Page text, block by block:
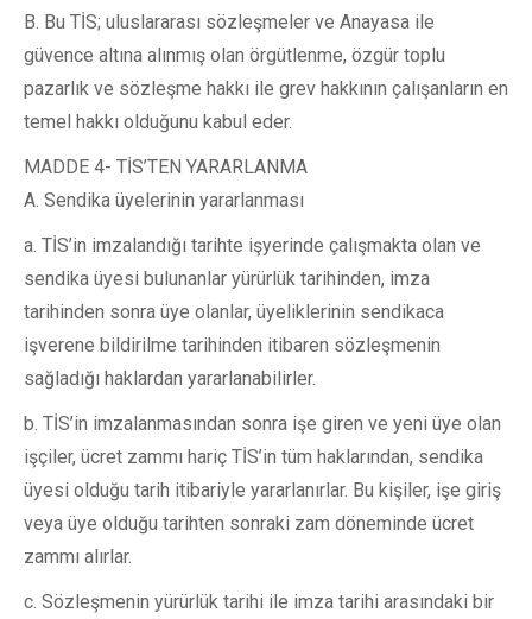
B. Bu TİS; uluslararası sözleşmeler ve Anayasa ile
güvence altına alınmış olan örgütlenme, özgür toplu
pazarlık ve sözleşme hakkı ile grev hakkının çalışanların en
temel hakkı olduğunu kabul eder.
MADDE 4- TİS’TEN YARARLANMA
A. Sendika üyelerinin yararlanması
a. TİS’in imzalandığı tarihte işyerinde çalışmakta olan ve
sendika üyesi bulunanlar yürürlük tarihinden, imza
tarihinden sonra üye olanlar, üyeliklerinin sendikaca
işverene bildirilme tarihinden itibaren sözleşmenin
sağladığı haklardan yararlanabilirler.
b. TİS’in imzalanmasından sonra işe giren ve yeni üye olan
işçiler, ücret zammı hariç TİS’in tüm haklarından, sendika
üyesi olduğu tarih itibariyle yararlanırlar. Bu kişiler, işe giriş
veya üye olduğu tarihten sonraki zam döneminde ücret
zammı alırlar.
c. Sözleşmenin yürürlük tarihi ile imza tarihi arasındaki bir